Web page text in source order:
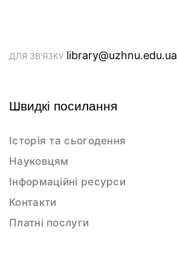
ДЛЯ ЗВ'ЯЗКУ library@uzhnu.edu.ua
Швидкі посилання
Історія та сьогодення
Науковцям
Інформаційні ресурси
Контакти
Платні послуги